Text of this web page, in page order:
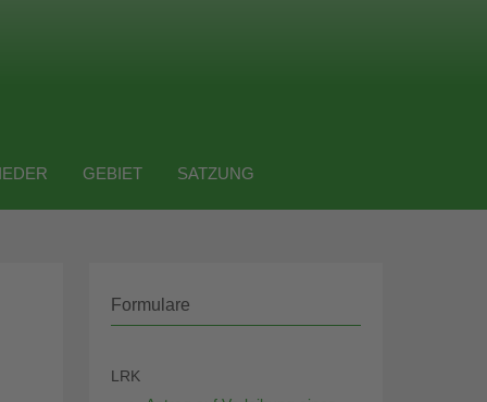
GEBIET SATZUNG
Formulare
LRK